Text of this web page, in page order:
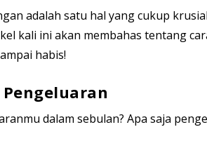
adalah satu hal yang cukup
kali ini akan membahas tentang
habis!
dalam sebulan? Apa saja